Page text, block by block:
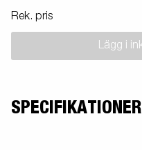
Rek. pris
Lägg i
SPECIFIKATIONER